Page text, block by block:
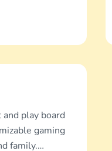
play board
gaming
family.